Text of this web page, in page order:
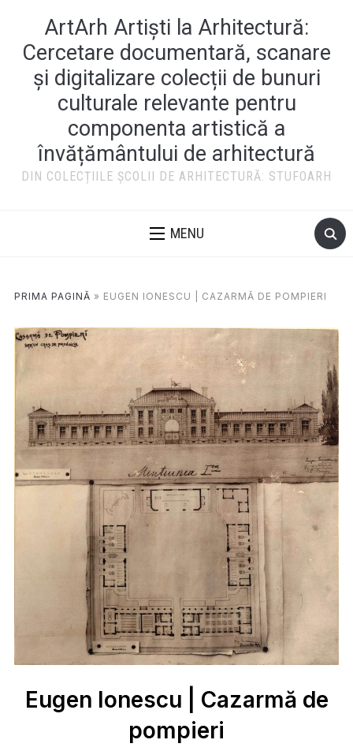
ArtArh Artiști la Arhitectură:
Cercetare documentară, scanare
și digitalizare colecții de bunuri
culturale relevante pentru
componenta artistică a
învățământului de arhitectură
DIN COLECȚIILE ȘCOLII DE ARHITECTURĂ: STUFOARH
MENU
PRIMA PAGINĂ » EUGEN IONESCU | CAZARMĂ DE POMPIERI
Eugen Ionescu | Cazarmă de
pompieri